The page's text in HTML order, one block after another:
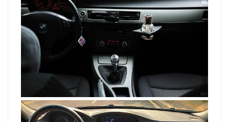
können
auf
der
Produktseite
gewählt
werden